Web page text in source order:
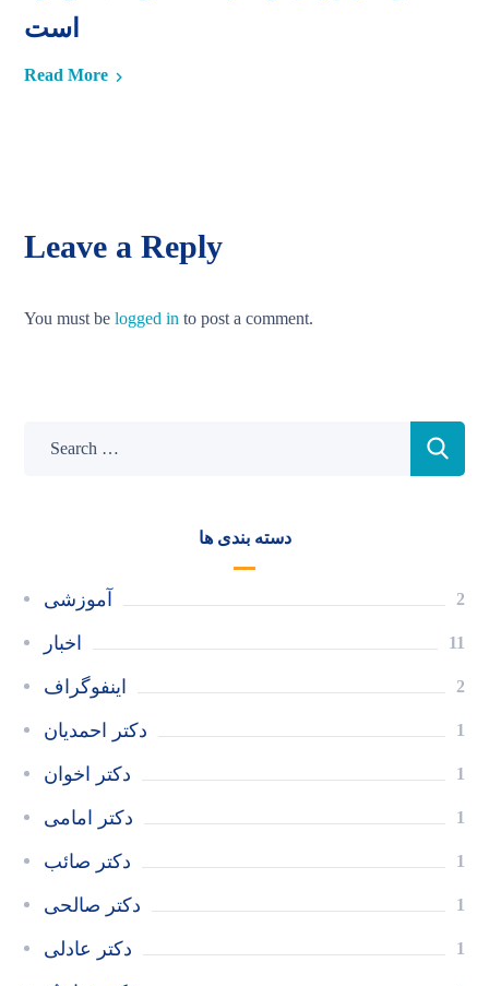
است
Read More
Leave a Reply
You must belogged in to post a comment.
دسته بندی ها
آموزشی 2
اخبار 11
اینفوگراف 2
دکتر احمدیان 1
دکتر اخوان 1
دکتر امامی 1
دکتر صائب 1
دکتر صالحی 1
دکتر عادلی 1